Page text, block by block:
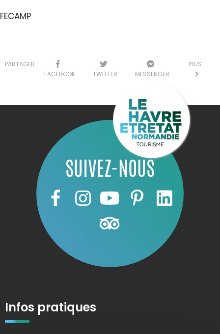
FECAMP
PARTAGER:
FACEBOOK
TWITTER MESSENGER
PLUS
SUIVEZ-NOUS
Infos pratiques